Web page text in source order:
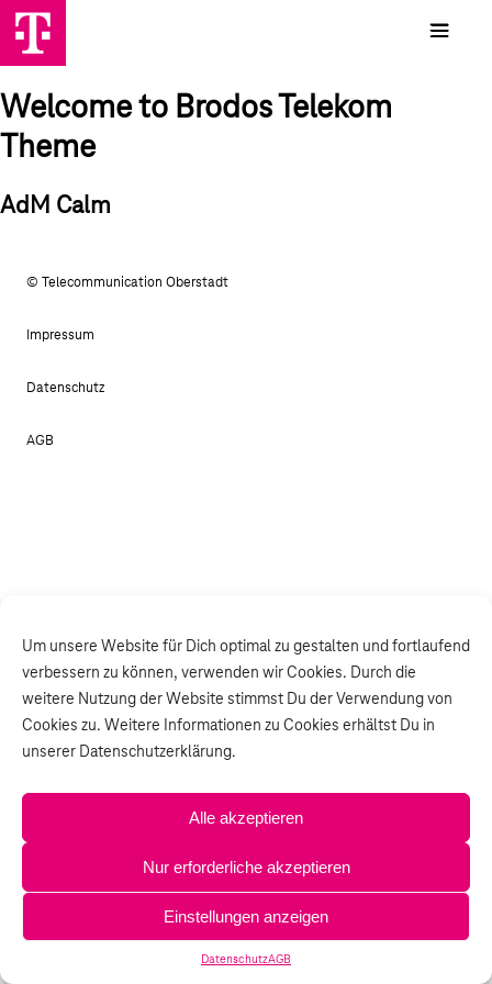
Um unsere Website für Dich optimal zu gestalten und fortlaufend
verbessern zu können, verwenden wir Cookies. Durch die
weitere Nutzung der Website stimmst Du der Verwendung von
Cookies zu. Weitere Informationen zu Cookies erhältst Du in
unserer Datenschutzerklärung.
Alle akzeptieren
Nur erforderliche akzeptieren
Einstellungen anzeigen
DatenschutzAGB
Welcome to Brodos Telekom
Theme
AdM Calm
© Telecommunication Oberstadt
Impressum
Datenschutz
AGB